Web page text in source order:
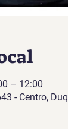
– 12:00
- Centro,